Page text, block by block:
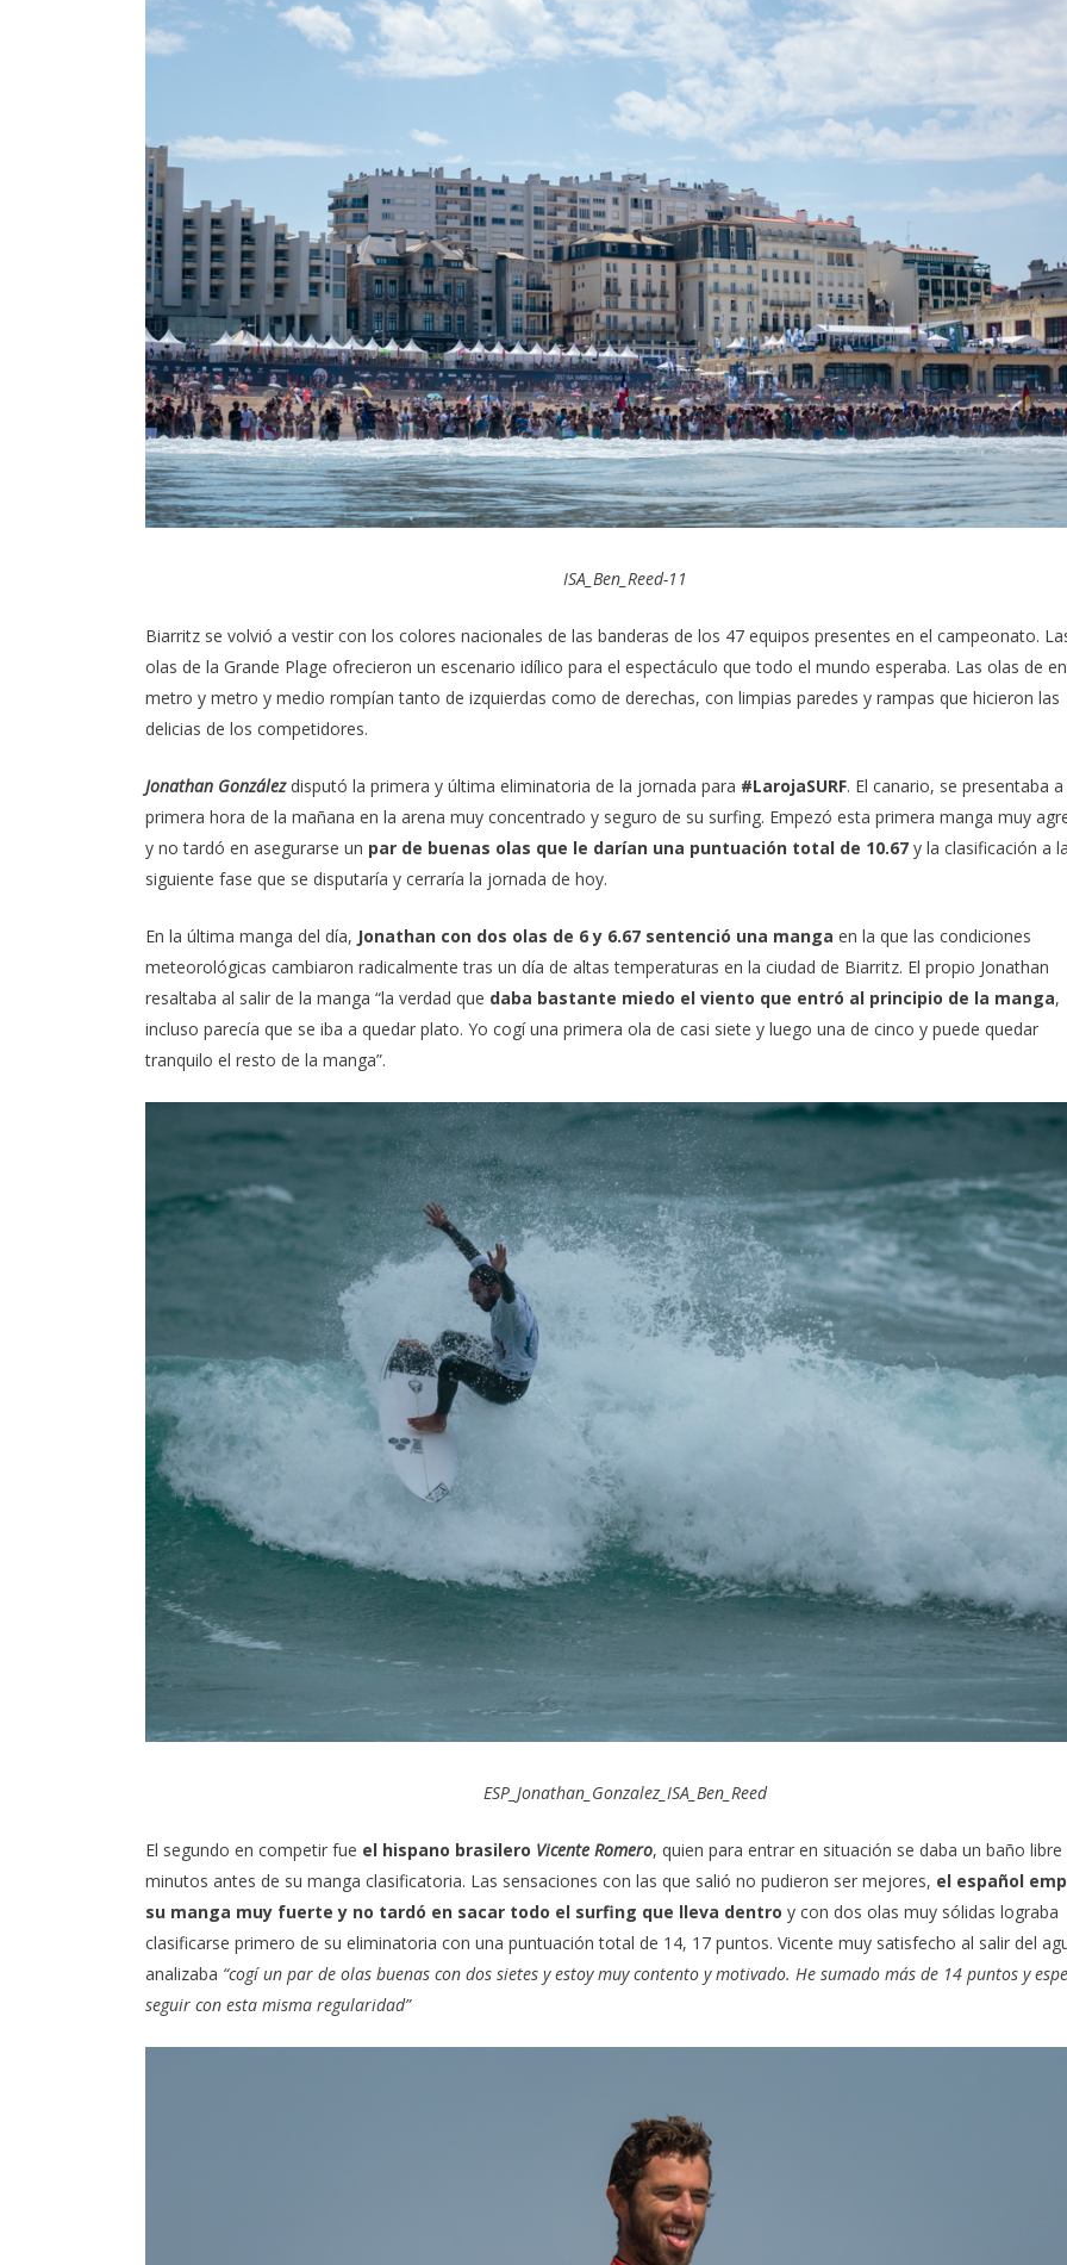
ISA_Ben_Reed-11
Biarritz se volvió a vestir con los colores nacionales de las banderas de los 47 equipos presentes en el campeonato.
olas de la Grande Plage ofrecieron un escenario idílico para el espectáculo que todo el mundo esperaba. Las olas de
metro y metro y medio rompían tanto de izquierdas como de derechas, con limpias paredes y rampas que hicieron las
delicias de los competidores.
Jonathan González disputó la primera y última eliminatoria de la jornada para #LarojaSURF. El canario, se presentaba a
primera hora de la mañana en la arena muy concentrado y seguro de su surfing. Empezó esta primera manga muy
y no tardó en asegurarse un par de buenas olas que le darían una puntuación total de 10.67 y la clasificación a
siguiente fase que se disputaría y cerraría la jornada de hoy.
En la última manga del día, Jonathan con dos olas de 6 y 6.67 sentenció una manga en la que las condiciones
meteorológicas cambiaron radicalmente tras un día de altas temperaturas en la ciudad de Biarritz. El propio Jonathan
resaltaba al salir de la manga “la verdad que daba bastante miedo el viento que entró al principio de la manga,
incluso parecía que se iba a quedar plato. Yo cogí una primera ola de casi siete y luego una de cinco y puede quedar
tranquilo el resto de la manga”.
ESP_Jonathan_Gonzalez_ISA_Ben_Reed
El segundo en competir fue el hispano brasilero Vicente Romero, quien para entrar en situación se daba un baño libre
minutos antes de su manga clasificatoria. Las sensaciones con las que salió no pudieron ser mejores, el español
su manga muy fuerte y no tardó en sacar todo el surfing que lleva dentro y con dos olas muy sólidas lograba
clasificarse primero de su eliminatoria con una puntuación total de 14, 17 puntos. Vicente muy satisfecho al salir del
analizaba “cogí un par de olas buenas con dos sietes y estoy muy contento y motivado. He sumado más de 14 puntos y
seguir con esta misma regularidad”